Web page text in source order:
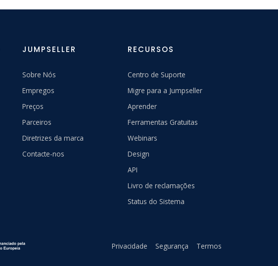
JUMPSELLER
Sobre Nós
Empregos
Preços
Parceiros
Diretrizes da marca
Contacte-nos
RECURSOS
Centro de Suporte
Migre para a Jumpseller
Aprender
Ferramentas Gratuitas
Webinars
Design
API
Livro de reclamações
Status do Sistema
Privacidade Segurança Termos